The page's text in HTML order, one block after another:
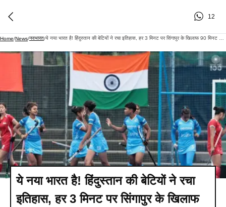
12
Home/News/नवभारत/
ये नया भारत है! हिंदुस्तान की बेटियों ने रचा
इतिहास, हर 3 मिनट पर सिंगापुर के खिलाफ